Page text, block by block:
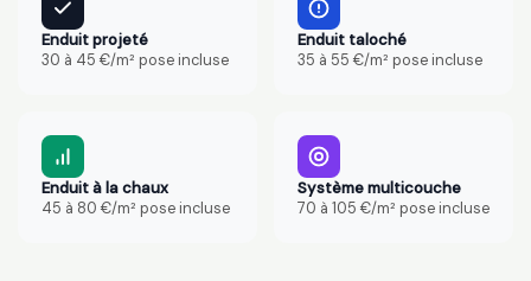
Enduit projeté
30 à 45 €/m² pose incluse
Enduit taloché
35 à 55 €/m² pose incluse
Enduit à la chaux
45 à 80 €/m² pose incluse
Système multicouche
70 à 105 €/m² pose incluse